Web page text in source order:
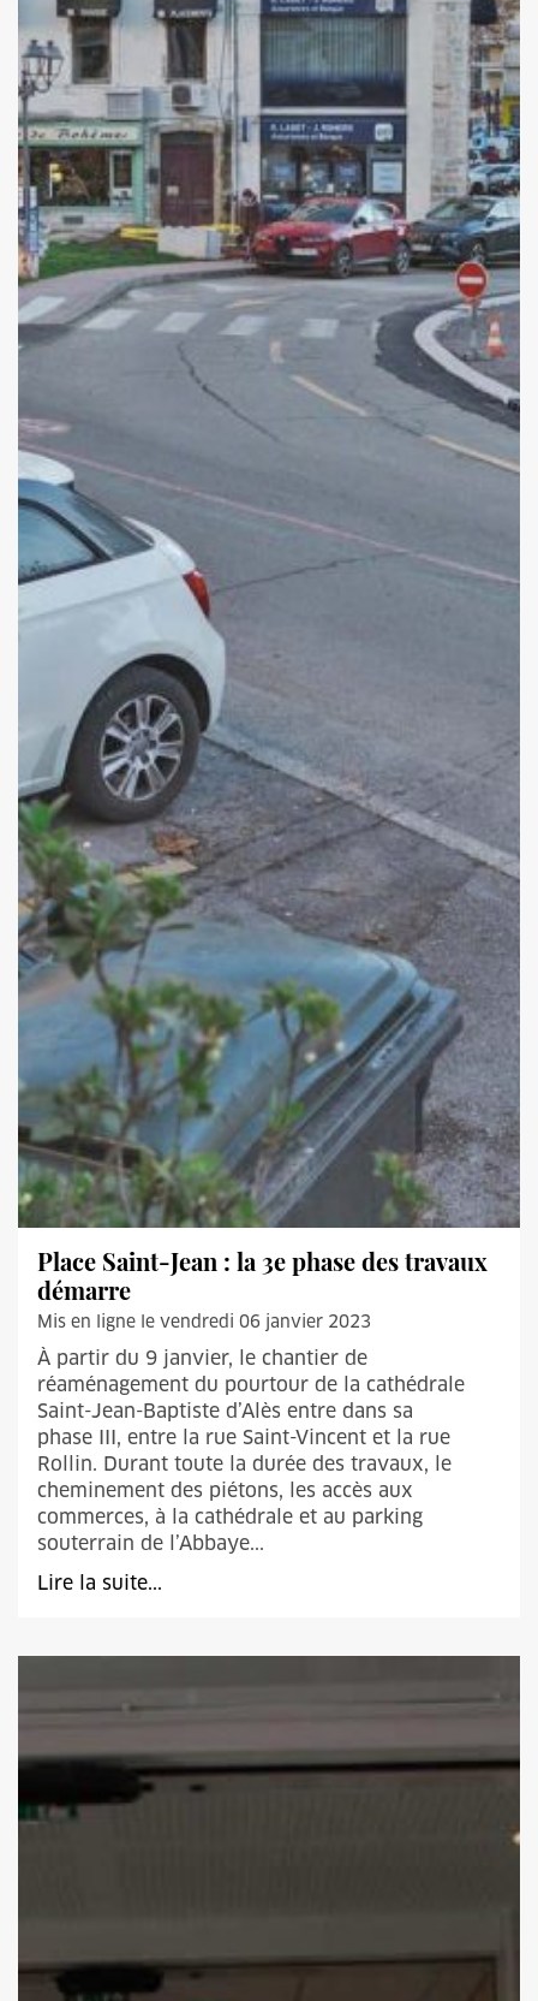
Place Saint-Jean : la 3e phase des travaux
démarre
Mis en ligne le vendredi 06 janvier 2023
À partir du 9 janvier, le chantier de
réaménagement du pourtour de la cathédrale
Saint-Jean-Baptiste d’Alès entre dans sa
phase III, entre la rue Saint-Vincent et la rue
Rollin. Durant toute la durée des travaux, le
cheminement des piétons, les accès aux
commerces, à la cathédrale et au parking
souterrain de l’Abbaye...
Lire la suite...